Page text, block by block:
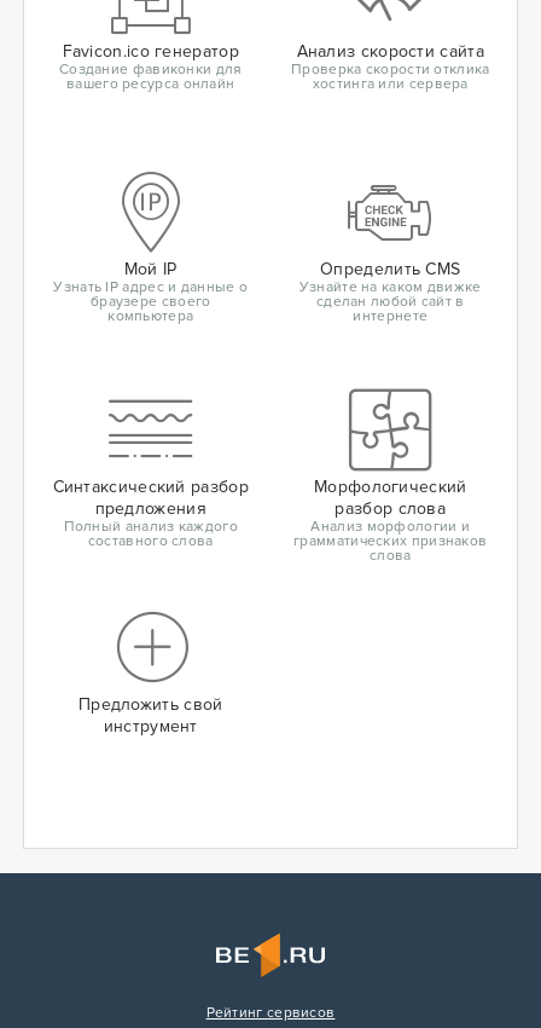
Favicon.ico генератор
Создание фавиконки для
вашего ресурса онлайн
Анализ скорости сайта
Проверка скорости отклика
хостинга или сервера
Мой IP
Узнать IP адрес и данные о
браузере своего
компьютера
Определить CMS
Узнайте на каком движке
сделан любой сайт в
интернете
Синтаксический разбор
предложения
Полный анализ каждого
составного слова
Морфологический
разбор слова
Анализ морфологии и
грамматических признаков
слова
Предложить свой
инструмент
Рейтинг сервисов